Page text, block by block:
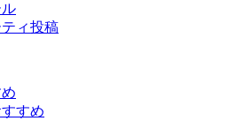
ィ投稿
すめ